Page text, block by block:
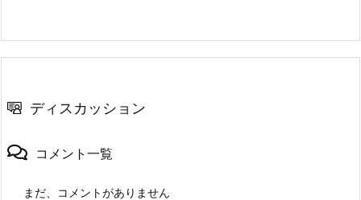
ディスカッション
コメント一覧
まだ、コメントがありません